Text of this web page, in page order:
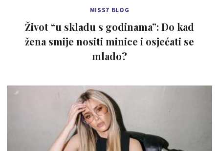
MISS7 BLOG
Život “u skladu s godinama”: Do kad
žena smije nositi minice i osjećati se
mlado?